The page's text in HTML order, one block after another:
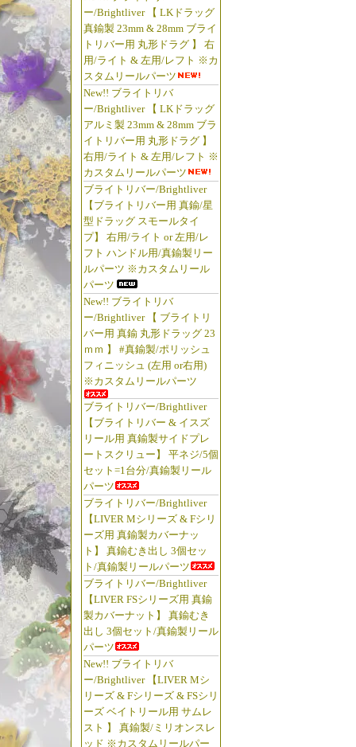
ー/Brightliver 【 LKドラッグ
真鍮製 23mm & 28mm ブライ
トリバー用 丸形ドラグ 】 右
用/ライト & 左用/レフト ※カ
スタムリールパーツ
New!! ブライトリバ
ー/Brightliver 【 LKドラッグ
アルミ製 23mm & 28mm ブラ
イトリバー用 丸形ドラグ 】
右用/ライト & 左用/レフト ※
カスタムリールパーツ
ブライトリバー/Brightliver
【ブライトリバー用 真鍮/星
型ドラッグ スモールタイ
プ】 右用/ライト or 左用/レ
フト ハンドル用/真鍮製リー
ルパーツ ※カスタムリール
パーツ
New!! ブライトリバ
ー/Brightliver 【 ブライトリ
バー用 真鍮 丸形ドラッグ 23
ｍｍ 】 #真鍮製/ポリッシュ
フィニッシュ (左用 or右用)
※カスタムリールパーツ
ブライトリバー/Brightliver
【ブライトリバー & イスズ
リール用 真鍮製サイドプレ
ートスクリュー】 平ネジ/5個
セット=1台分/真鍮製リール
パーツ
ブライトリバー/Brightliver
【LIVER Mシリーズ & Fシリ
ーズ用 真鍮製カバーナッ
ト】 真鍮むき出し 3個セッ
ト/真鍮製リールパーツ
ブライトリバー/Brightliver
【LIVER FSシリーズ用 真鍮
製カバーナット】 真鍮むき
出し 3個セット/真鍮製リール
パーツ
New!! ブライトリバ
ー/Brightliver 【LIVER Mシ
リーズ & Fシリーズ & FSシリ
ーズ ベイトリール用 サムレ
スト 】 真鍮製/ミリオンスレ
ッド ※カスタムリールパー